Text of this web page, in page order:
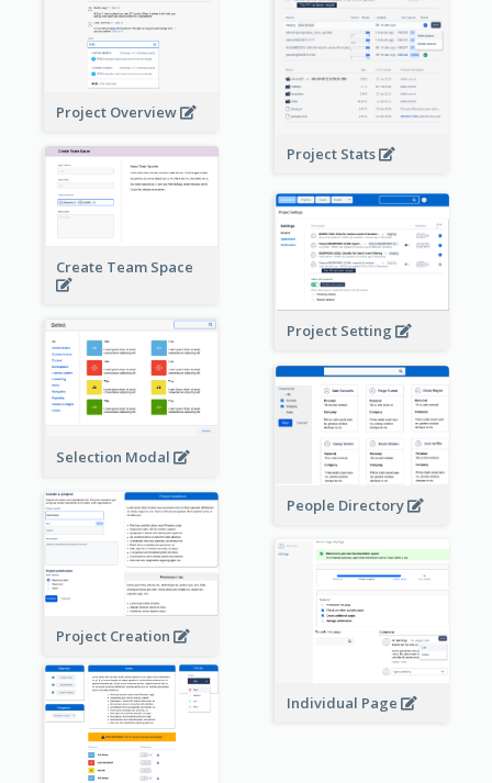
Project Overview
Project Stats
Create Team Space
Project Setting
Selection Modal
People Directory
Project Creation
Individual Page